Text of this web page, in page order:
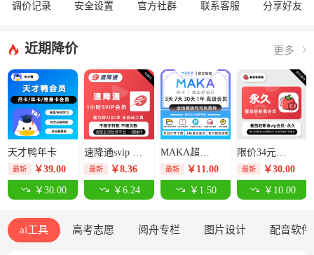
调价记录 安全设置 官方社群 联系客服 分享好友
近期降价 更多
天才鸭年卡
最新 ￥39.00
￥30.00
速降通svip 1小时卡【限价14元】
最新 ￥8.36
￥6.24
MAKA超级会员3天-限价12.5元
最新 ￥ 11.00
￥1.50
限价34元番茄轻断食永久卡
最新 ￥30.00
￥10.00
ai工具 高考志愿 阅舟专栏 图片设计 配音软件